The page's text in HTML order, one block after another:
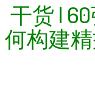
干货 |
何构建